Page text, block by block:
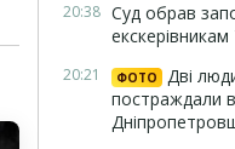
20:38 Суд обрав
20:21 ФОТО
Дві
постраждали